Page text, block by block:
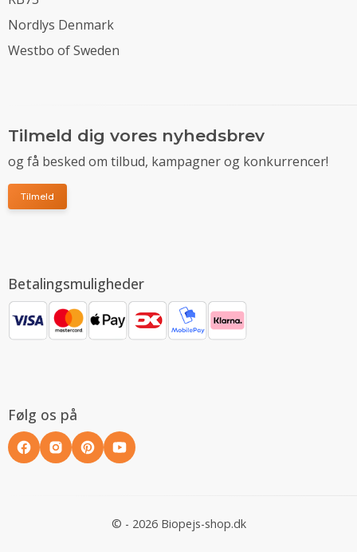
Nordlys Denmark
Westbo of Sweden
Tilmeld dig vores nyhedsbrev
og få besked om tilbud, kampagner og konkurrencer!
Tilmeld
Betalingsmuligheder
Følg os på
© - 2026 Biopejs-shop.dk